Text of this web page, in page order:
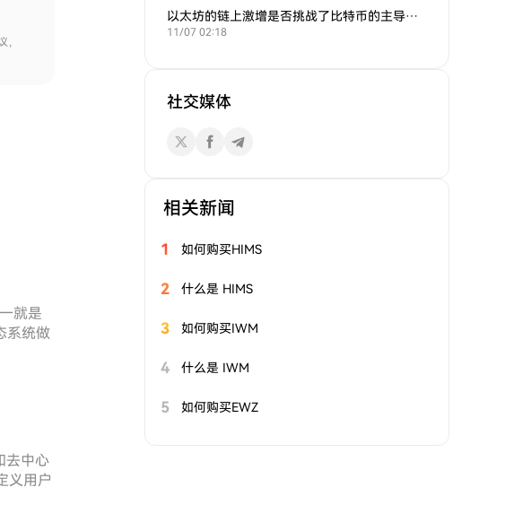
，
就是
系统做
去中心
义用户
以太坊的链上激增是否挑战了比特币的主导地位？
11/07 02:18
社交媒体
相关新闻
1 如何购买HIMS
2 什么是 HIMS
3 如何购买IWM
4 什么是 IWM
5 如何购买EWZ